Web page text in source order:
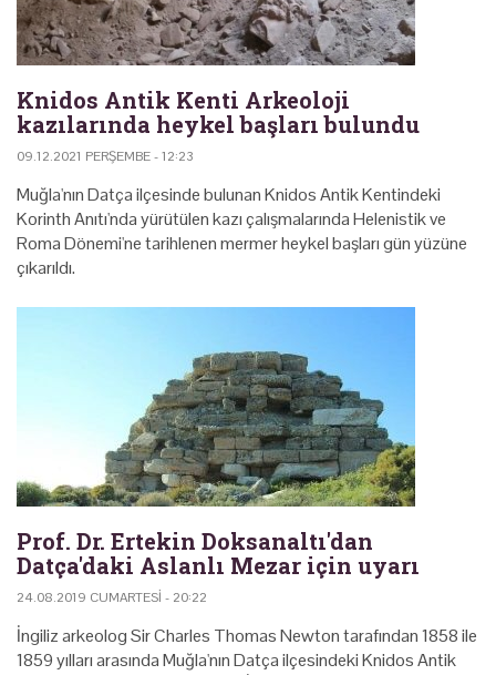
Knidos Antik Kenti Arkeoloji
kazılarında heykel başları bulundu
09.12.2021 PERŞEMBE - 12:23
Muğla'nın Datça ilçesinde bulunan Knidos Antik Kentindeki
Korinth Anıtı'nda yürütülen kazı çalışmalarında Helenistik ve
Roma Dönemi'ne tarihlenen mermer heykel başları gün yüzüne
çıkarıldı.
Prof. Dr. Ertekin Doksanaltı'dan
Datça'daki Aslanlı Mezar için uyarı
24.08.2019 CUMARTESI - 20:22
İngiliz arkeolog Sir Charles Thomas Newton tarafından 1858 ile
1859 yılları arasında Muğla'nın Datça ilçesindeki Knidos Antik